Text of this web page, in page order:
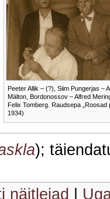
Peeter Allik – (?), Siim Pungerjas –
Mälton, Bordonossov – Alfred
Felix Tomberg. Raudsepa „Roosad
1934)
);
näitlejad